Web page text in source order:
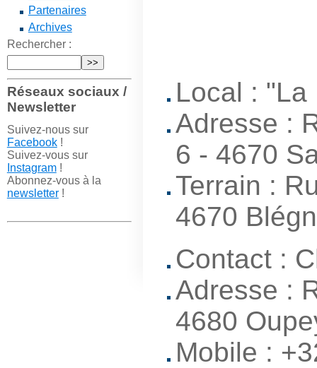
Partenaires
Archives
Rechercher :
Réseaux sociaux /
Newsletter
Suivez-nous sur
Facebook!
Suivez-vous sur
Instagram!
Abonnez-vous à la
newsletter!
Local : "La
Adresse :
6 - 4670
Terrain :
4670
Contact :
Adresse :
4680
Mobile :